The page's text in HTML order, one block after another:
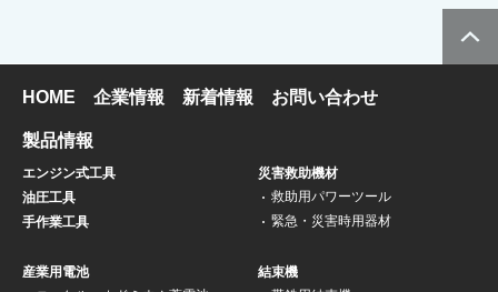
HOME 企業情報 新着情報 お問い合わせ
製品情報
エンジン式工具
油圧工具
手作業工具
災害救助機材
救助用パワーツール
緊急・災害時用器材
産業用電池
結束機